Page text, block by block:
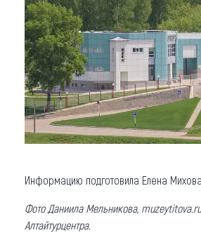
Информацию подготовила Елена Михова.
Фото Даниила Мельникова, muzeytitova.ru
Алтайтурцентра.